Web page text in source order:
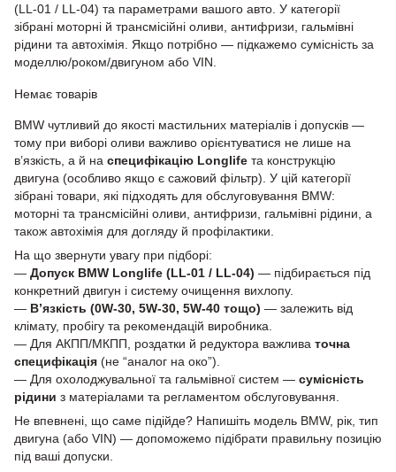
(LL-01 / LL-04) та параметрами вашого авто. У категорії
зібрані моторні й трансмісійні оливи, антифризи, гальмівні
рідини та автохімія. Якщо потрібно — підкажемо сумісність за
моделлю/роком/двигуном або VIN.
Немає товарів
BMW чутливий до якості мастильних матеріалів і допусків —
тому при виборі оливи важливо орієнтуватися не лише на
в’язкість, а й на специфікацію Longlife та конструкцію
двигуна (особливо якщо є сажовий фільтр). У цій категорії
зібрані товари, які підходять для обслуговування BMW:
моторні та трансмісійні оливи, антифризи, гальмівні рідини, а
також автохімія для догляду й профілактики.
На що звернути увагу при підборі:
— Допуск BMW Longlife (LL-01 / LL-04) — підбирається під
конкретний двигун і систему очищення вихлопу.
— В’язкість (0W-30, 5W-30, 5W-40 тощо) — залежить від
клімату, пробігу та рекомендацій виробника.
— Для АКПП/МКПП, роздатки й редуктора важлива точна
специфікація (не “аналог на око”).
— Для охолоджувальної та гальмівної систем — сумісність
рідини з матеріалами та регламентом обслуговування.
Не впевнені, що саме підійде? Напишіть модель BMW, рік, тип
двигуна (або VIN) — допоможемо підібрати правильну позицію
під ваші допуски.